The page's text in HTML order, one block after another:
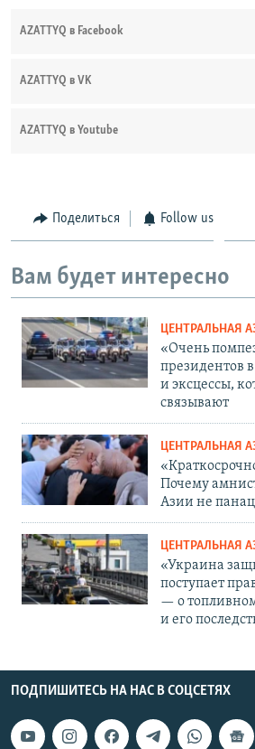
AZATTYQ в Facebook
AZATTYQ в VK
AZATTYQ в Youtube
Поделиться Follow us
Вам будет интересно
ЦЕНТРАЛЬНАЯ
«Очень
президентов
и эксцессы,
связывают
ЦЕНТРАЛЬНАЯ
Почему
Азии не
ЦЕНТРАЛЬНАЯ
«Украина
поступает
— о
и его
ПОДПИШИТЕСЬ НА НАС В СОЦСЕТЯХ